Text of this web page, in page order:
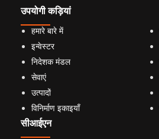
उपयोगी कड़ियां
हमारे बारे में
इन्वेस्टर
निदेशक मंडल
सेवाएं
उत्पादों
विनिर्माण इकाइयाँ
सीआईएन